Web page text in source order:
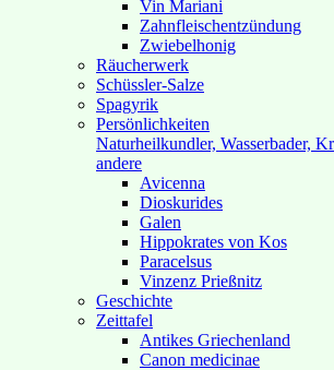
Vin Mariani
Zahnfleischentzündung
Zwiebelhonig
Räucherwerk
Schüssler-Salze
Spagyrik
Persönlichkeiten
Naturheilkundler, Wasserbader,
andere
Avicenna
Dioskurides
Galen
Hippokrates von Kos
Paracelsus
Vinzenz Prießnitz
Geschichte
Zeittafel
Antikes Griechenland
Canon medicinae